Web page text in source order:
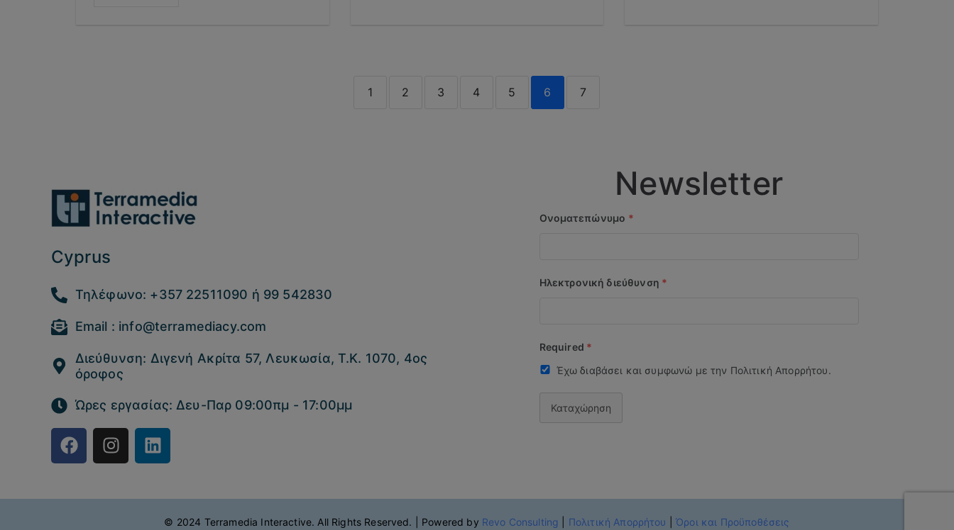
1 2 3 4 5 6 7
Cyprus
Τηλέφωνο: +357 22511090 ή 99 542830
Email : info@terramediacy.com
Διεύθυνση: Διγενή Ακρίτα 57, Λευκωσία, Τ.Κ. 1070, 4ος
όροφος
Ώρες εργασίας: Δευ-Παρ 09:00πμ - 17:00μμ
Newsletter
Ονοματεπώνυμο *
Ηλεκτρονική διεύθυνση *
Required *
Έχω διαβάσει και συμφωνώ με την Πολιτική Απορρήτου.
Καταχώρηση
© 2024 Terramedia Interactive. All Rights Reserved. | Powered by Revo Consulting Πολιτική Απορρήτου |Όροι και Προϋποθέσεις